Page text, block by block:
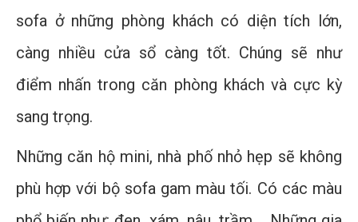
sofa ở những phòng khách có diện tích lớn,
càng nhiều cửa sổ càng tốt. Chúng sẽ như
điểm nhấn trong căn phòng khách và cực kỳ
sang trọng.
Những căn hộ mini, nhà phố nhỏ hẹp sẽ không
phù hợp với bộ sofa gam màu tối. Có các màu